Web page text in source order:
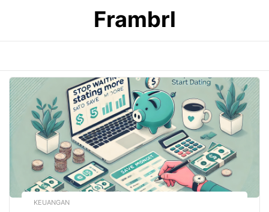
Frambrl
KEUANGAN